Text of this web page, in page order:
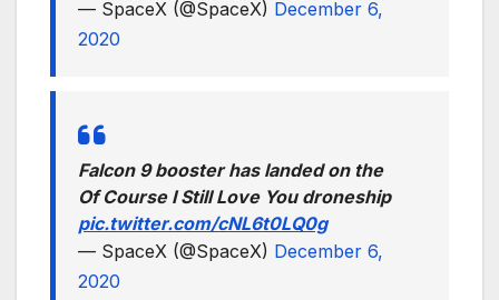
— SpaceX (@SpaceX) December 6,
2020
Falcon 9 booster has landed on the
Of Course I Still Love You droneship
pic.twitter.com/cNL6t0LQ0g
— SpaceX (@SpaceX) December 6,
2020